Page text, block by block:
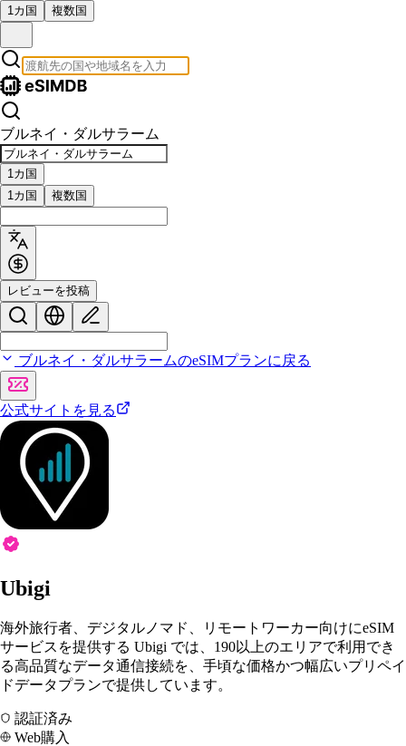
1カ国 複数国
ブルネイ・ダルサラーム
1カ国
1カ国
複数国
レビューを投稿
ブルネイ・ダルサラームのeSIMプランに戻る
公式サイトを見る
Ubigi
海外旅行者、デジタルノマド、リモートワーカー向けにeSIM
サービスを提供する Ubigi では、190以上のエリアで利用でき
る高品質なデータ通信接続を、手頃な価格かつ幅広いプリペイ
ドデータプランで提供しています。
認証済み
Web購入